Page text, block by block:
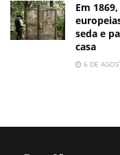
Em
seda e
casa
6 DE